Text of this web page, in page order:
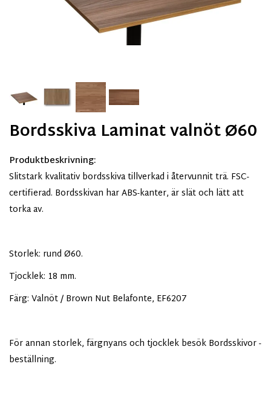
Bordsskiva Laminat valnöt Ø60
Produktbeskrivning:
Slitstark kvalitativ bordsskiva tillverkad i återvunnit trä. FSC-
certifierad. Bordsskivan har ABS-kanter, är slät och lätt att
torka av.
Storlek: rund Ø60.
Tjocklek: 18 mm.
Färg: Valnöt / Brown Nut Belafonte, EF6207
För annan storlek, färgnyans och tjocklek besök Bordsskivor -
beställning.